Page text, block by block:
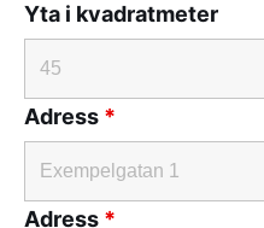
Yta i kvadratmeter
Adress *
Adress *